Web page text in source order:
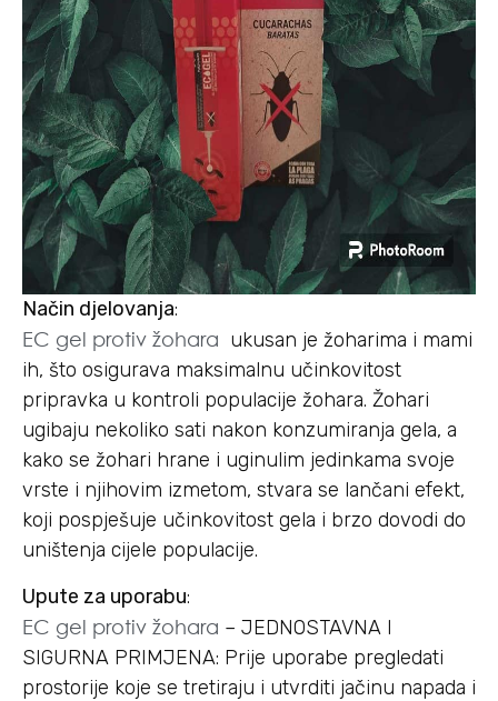
Način djelovanja:
EC gel protiv žohara ukusan je žoharima i mami
ih, što osigurava maksimalnu učinkovitost
pripravka u kontroli populacije žohara. Žohari
ugibaju nekoliko sati nakon konzumiranja gela, a
kako se žohari hrane i uginulim jedinkama svoje
vrste i njihovim izmetom, stvara se lančani efekt,
koji pospješuje učinkovitost gela i brzo dovodi do
uništenja cijele populacije.
Upute za uporabu:
EC gel protiv žohara – JEDNOSTAVNA I
SIGURNA PRIMJENA: Prije uporabe pregledati
prostorije koje se tretiraju i utvrditi jačinu napada i